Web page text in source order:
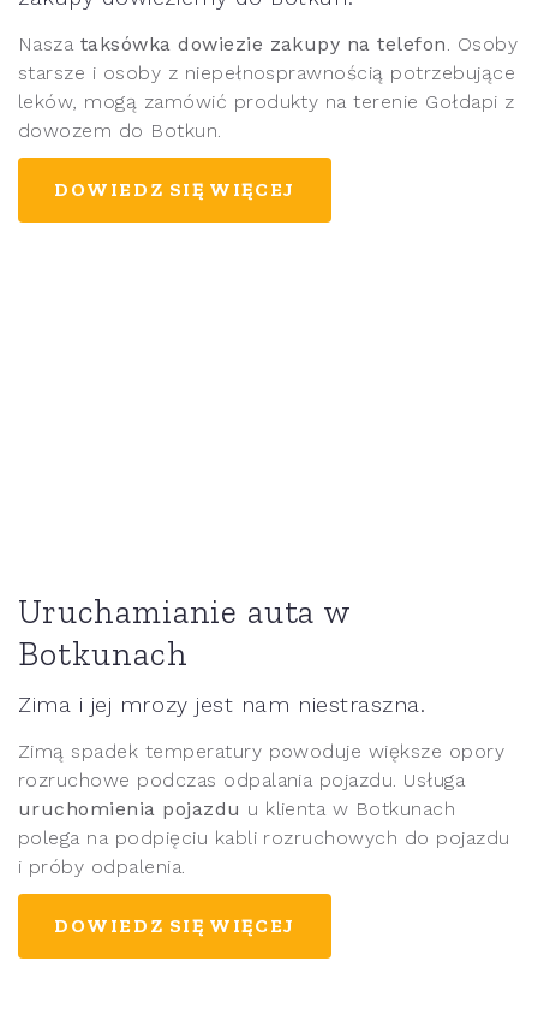
Nasza taksówka dowiezie zakupy na telefon . Osoby
starsze i osoby z niepełnosprawnością potrzebujące
leków, mogą zamówić produkty na terenie Gołdapi z
dowozem do Botkun.
DOWIEDZ SIĘ WIĘCEJ
Uruchamianie auta w
Botkunach
Zima i jej mrozy jest nam niestraszna.
Zimą spadek temperatury powoduje większe opory
rozruchowe podczas odpalania pojazdu. Usługa
uruchomienia pojazdu u klienta w Botkunach
polega na podpięciu kabli rozruchowych do pojazdu
i próby odpalenia.
DOWIEDZ SIĘ WIĘCEJ